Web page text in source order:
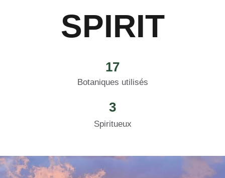
SPIRIT
17
Botaniques utilisés
3
Spiritueux